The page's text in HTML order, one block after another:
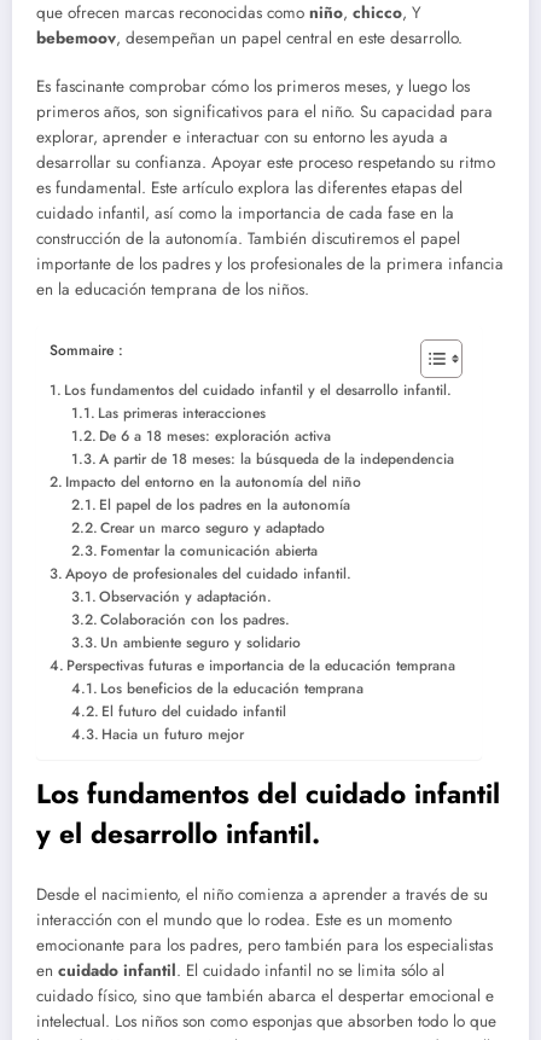
que ofrecen marcas reconocidas como niño, chicco, Y
bebemoov, desempeñan un papel central en este desarrollo.
Es fascinante comprobar cómo los primeros meses, y luego los
primeros años, son significativos para el niño. Su capacidad para
explorar, aprender e interactuar con su entorno les ayuda a
desarrollar su confianza. Apoyar este proceso respetando su ritmo
es fundamental. Este artículo explora las diferentes etapas del
cuidado infantil, así como la importancia de cada fase en la
construcción de la autonomía. También discutiremos el papel
importante de los padres y los profesionales de la primera infancia
en la educación temprana de los niños.
Sommaire :
Los fundamentos del cuidado infantil y el desarrollo infantil.
Las primeras interacciones
De 6 a 18 meses: exploración activa
A partir de 18 meses: la búsqueda de la independencia
Impacto del entorno en la autonomía del niño
El papel de los padres en la autonomía
Crear un marco seguro y adaptado
Fomentar la comunicación abierta
Apoyo de profesionales del cuidado infantil.
Observación y adaptación.
Colaboración con los padres.
Un ambiente seguro y solidario
Perspectivas futuras e importancia de la educación temprana
Los beneficios de la educación temprana
El futuro del cuidado infantil
Hacia un futuro mejor
Los fundamentos del cuidado infantil
y el desarrollo infantil.
Desde el nacimiento, el niño comienza a aprender a través de su
interacción con el mundo que lo rodea. Este es un momento
emocionante para los padres, pero también para los especialistas
en cuidado infantil. El cuidado infantil no se limita sólo al
cuidado físico, sino que también abarca el despertar emocional e
intelectual. Los niños son como esponjas que absorben todo lo que